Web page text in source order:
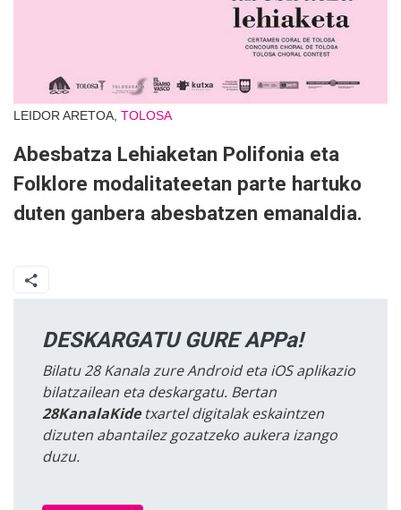
LEIDOR ARETOA, TOLOSA
Abesbatza Lehiaketan Polifonia eta
Folklore modalitateetan parte hartuko
duten ganbera abesbatzen emanaldia.
DESKARGATU GURE APPa!
Bilatu 28 Kanala zure Android eta iOS aplikazio
bilatzailean eta deskargatu. Bertan
28KanalaKidetxartel digitalak eskaintzen
dizuten abantailez gozatzeko aukera izango
duzu.